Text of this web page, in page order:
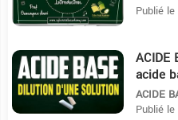
Publié
21:30
acide
ACIDE
Publié